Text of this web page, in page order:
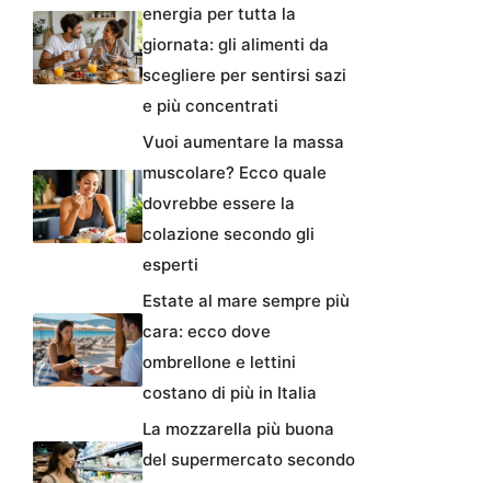
energia per tutta la
giornata: gli alimenti da
scegliere per sentirsi sazi
e più concentrati
Vuoi aumentare la massa
muscolare? Ecco quale
dovrebbe essere la
colazione secondo gli
esperti
Estate al mare sempre più
cara: ecco dove
ombrellone e lettini
costano di più in Italia
La mozzarella più buona
del supermercato secondo